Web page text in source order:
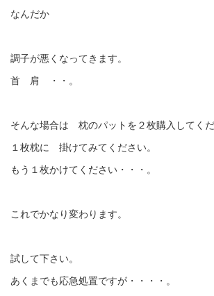
なんだか
調子が悪くなってきます。
首 肩 ・・。
そんな場合は 枕のパットを２枚購入してくだ
１枚枕に 掛けてみてください。
もう１枚かけてください・・・。
これでかなり変わります。
試して下さい。
あくまでも応急処置ですが・・・・。